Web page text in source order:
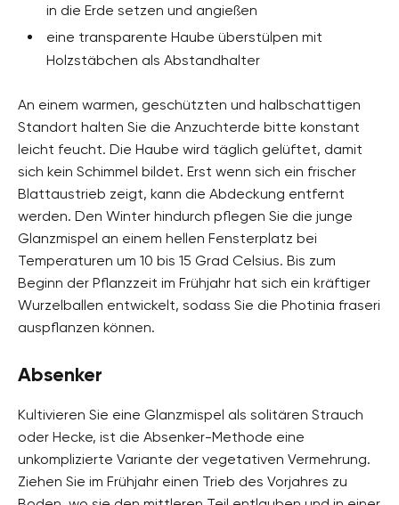
in die Erde setzen und angießen
eine transparente Haube überstülpen mit
Holzstäbchen als Abstandhalter
An einem warmen, geschützten und halbschattigen
Standort halten Sie die Anzuchterde bitte konstant
leicht feucht. Die Haube wird täglich gelüftet, damit
sich kein Schimmel bildet. Erst wenn sich ein frischer
Blattaustrieb zeigt, kann die Abdeckung entfernt
werden. Den Winter hindurch pflegen Sie die junge
Glanzmispel an einem hellen Fensterplatz bei
Temperaturen um 10 bis 15 Grad Celsius. Bis zum
Beginn der Pflanzzeit im Frühjahr hat sich ein kräftiger
Wurzelballen entwickelt, sodass Sie die Photinia fraseri
auspflanzen können.
Absenker
Kultivieren Sie eine Glanzmispel als solitären Strauch
oder Hecke, ist die Absenker-Methode eine
unkomplizierte Variante der vegetativen Vermehrung.
Ziehen Sie im Frühjahr einen Trieb des Vorjahres zu